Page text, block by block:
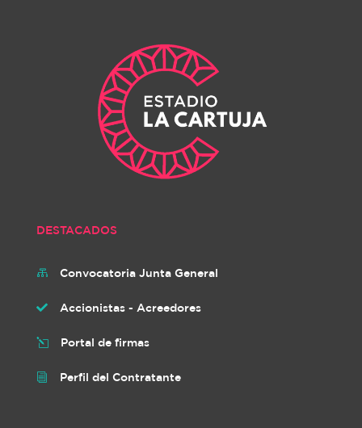
DESTACADOS
 Convocatoria Junta General
 Accionistas - Acreedores
l Portal de firmas
i Perfil del Contratante